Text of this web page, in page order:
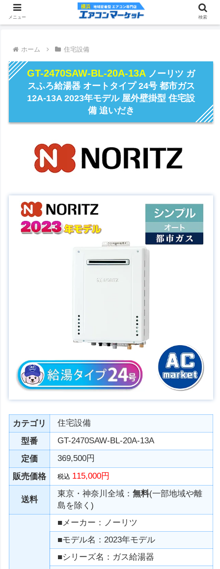
ホーム 住宅設備
GT-2470SAW-BL-20A-13A ノーリツ ガ
スふろ給湯器 オートタイプ 24号 都市ガス
12A-13A 2023年モデル 屋外壁掛型 住宅設
備 追いだき
カテゴリ
住宅設備
型番
GT-2470SAW-BL-20A-13A
定価
369,500円
販売価格
税込 115,000円
送料
東京・神奈川全域：無料(一部地域や離
島を除く)
■メーカー：ノーリツ
■モデル名：2023年モデル
■シリーズ名：ガス給湯器
メニュー 検索